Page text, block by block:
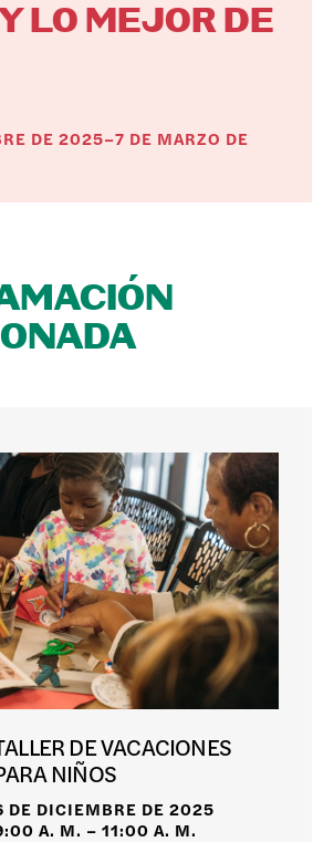
LO MEJOR DE
DE 2025–7 DE MARZO DE
DE VACACIONES
NIÑOS
DE DICIEMBRE DE 2025
A. M. – 11:00 A. M.